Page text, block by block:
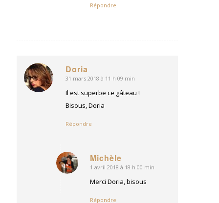
Répondre
Doria
dit
:
31 mars 2018 à 11 h 09 min
Il est superbe ce gâteau !
Bisous, Doria
Répondre
Michèle
dit
1 avril 2018 à 18 h 00 min
Merci Doria, bisous
Répondre